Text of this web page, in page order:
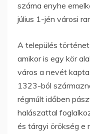
száma enyhe
július 1-jén városi
A település
amikor is egy kör
város a nevét
1323-ból
régmúlt időben
halászattal
és tárgyi örökség e